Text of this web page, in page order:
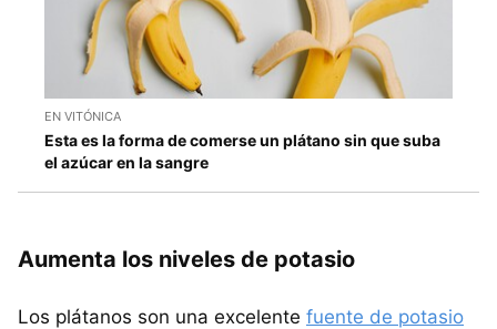
EN VITÓNICA
Esta es la forma de comerse un plátano sin que suba
el azúcar en la sangre
Aumenta los niveles de potasio
Los plátanos son una excelente fuente de potasio